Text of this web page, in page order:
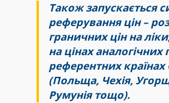
Також запускається
реферування цін –
граничних цін на
на цінах аналогічних
референтних
(Польща, Чехія,
Румунія тощо).